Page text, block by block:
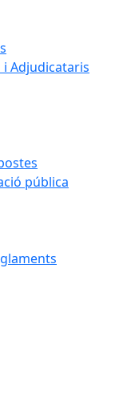
Adjudicataris
pública